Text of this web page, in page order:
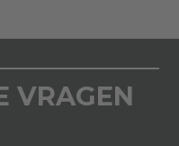
VRAGEN